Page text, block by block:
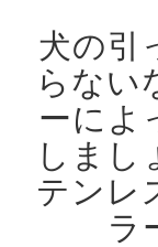
犬の引
らない
ーによ
しまし
テンレ
ラ